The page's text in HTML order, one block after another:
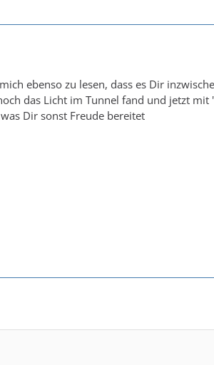
ebenso zu lesen, dass es Dir
das Licht im Tunnel fand und jetzt
Dir sonst Freude bereitet